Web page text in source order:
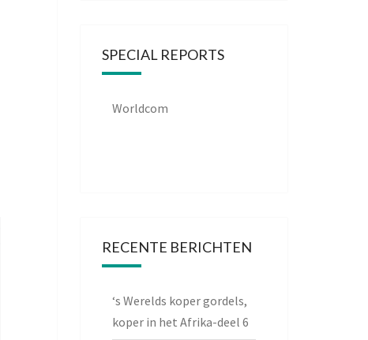
SPECIAL REPORTS
Worldcom
RECENTE BERICHTEN
‘s Werelds koper gordels,
koper in het Afrika-deel 6